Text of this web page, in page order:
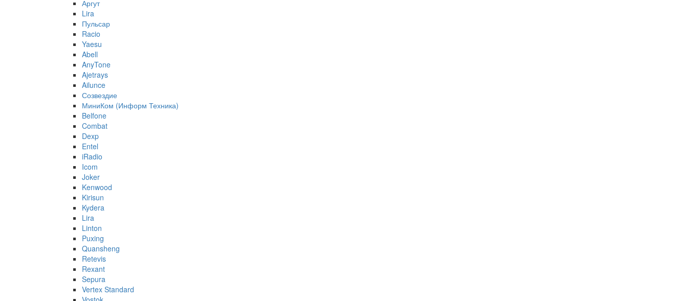
Аргут
Lira
Пульсар
Racio
Yaesu
Abell
AnyTone
Ajetrays
Ailunce
Созвездие
МиниКом (Информ Техника)
Belfone
Combat
Dexp
Entel
iRadio
Icom
Joker
Kenwood
Kirisun
Kydera
Lira
Linton
Puxing
Quansheng
Retevis
Rexant
Sepura
Vertex Standard